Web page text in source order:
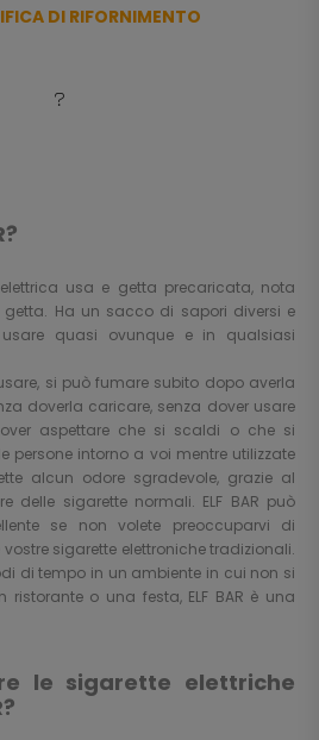
DI RIFORNIMENTO
elettrica usa e getta precaricata, nota
Ha un sacco di sapori diversi e
quasi ovunque e in qualsiasi
si può fumare subito dopo averla
doverla caricare, senza dover usare
aspettare che si scaldi o che si
persone intorno a voi mentre utilizzate
alcun odore sgradevole, grazie al
delle sigarette normali. ELF BAR può
se non volete preoccuparvi di
sigarette elettroniche tradizionali.
di tempo in un ambiente in cui non si
o una festa, ELF BAR è una
le sigarette elettriche